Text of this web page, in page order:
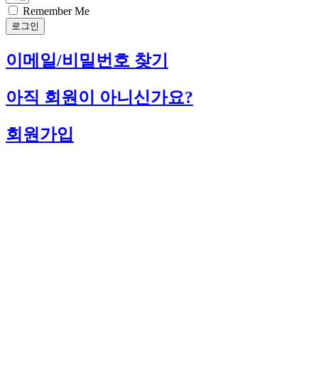
Remember Me
로그인
이메일/비밀번호 찾기
아직 회원이 아니신가요?
회원가입